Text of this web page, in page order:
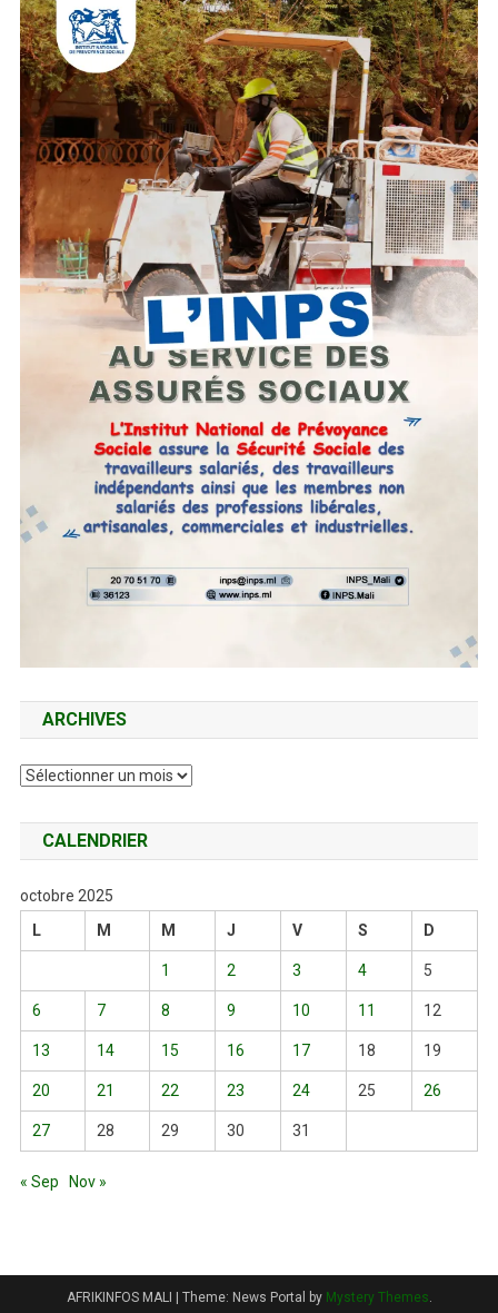
ARCHIVES
Archives
CALENDRIER
octobre 2025
L
M M J V S D
1 2 3 4 5
6 7 8 9 10 11 12
13 14 15 16 17 18 19
20 21 22 23 24 25 26
27 28 29 30 31
« Sep Nov »
AFRIKINFOS MALI | Theme: News Portal by Mystery Themes.